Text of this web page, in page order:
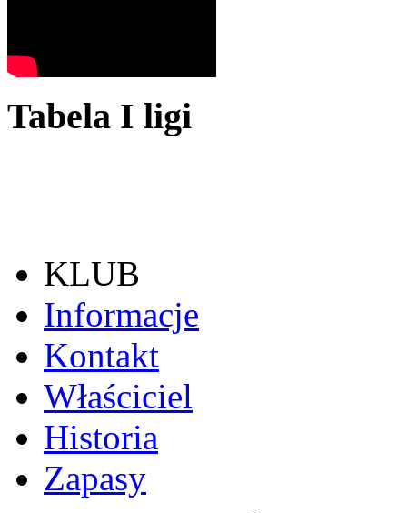
Tabela I ligi
KLUB
Informacje
Kontakt
Właściciel
Historia
Zapasy